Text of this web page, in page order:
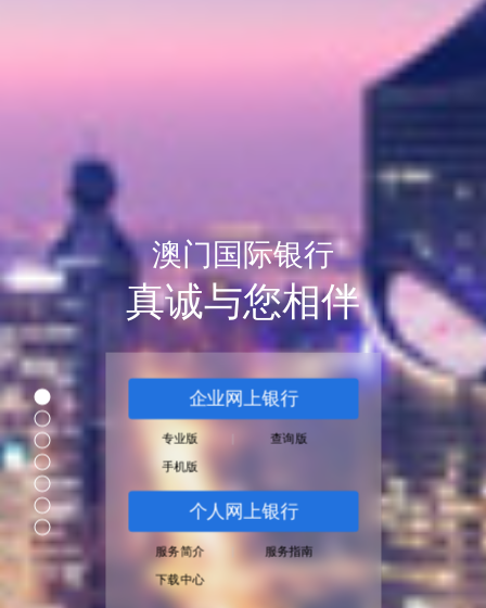
澳门国际银行
真诚与您相伴
企业网上银行
专业版 查询版
手机版
个人网上银行
服务简介 服务指南
下载中心
01
02
03
04
Section 5
Section 6
Section 7